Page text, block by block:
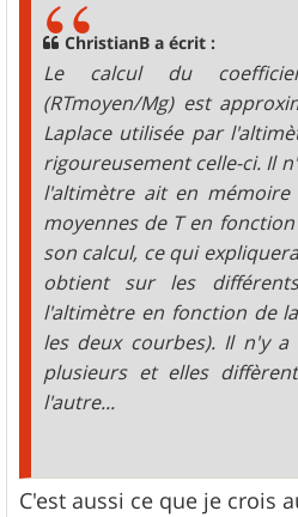
ChristianB a écrit :
Le calcul du
(RTmoyen/Mg) est
Laplace utilisée par
rigoureusement celle-ci. Il
l'altimètre ait en
moyennes de T en
son calcul, ce qui
obtient sur les
l'altimètre en fonction de
les deux courbes). Il n'y
plusieurs et elles
l'autre...
C'est aussi ce que je crois